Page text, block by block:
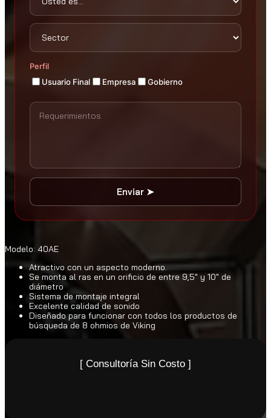
Perfil
Usuario Final Empresa Gobierno
Enviar ➤
Modelo: 40AE
Atractivo con un aspecto moderno.
Se monta al ras en un orificio de entre 9,5″ y 10″ de
diámetro
Sistema de montaje integral
Excelente calidad de sonido
Diseñado para funcionar con todos los productos de
búsqueda de 8 ohmios de Viking
[ Consultoría Sin Costo ]